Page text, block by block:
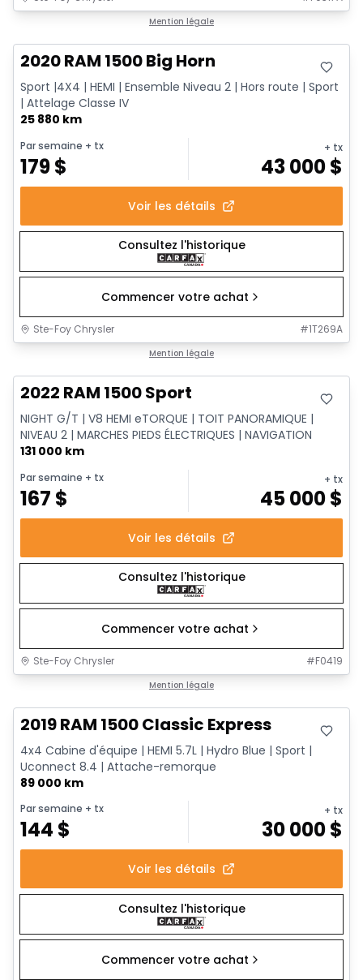
Mention légale
Vidéo disponible
2020 RAM 1500 Big Horn
Sport |4X4 | HEMI | Ensemble Niveau 2 | Hors route | Sport
| Attelage Classe IV
25 880 km
Par semaine + tx
179$
+ tx
43 000$
Voir les détails
Consultez l'historique
Commencer votre achat
Ste-Foy Chrysler #1T269A
Mention légale
2022 RAM 1500 Sport
NIGHT G/T | V8 HEMI eTORQUE | TOIT PANORAMIQUE |
NIVEAU 2 | MARCHES PIEDS ÉLECTRIQUES | NAVIGATION
131 000 km
Par semaine + tx
167 $
+ tx
45 000$
Voir les détails
Consultez l'historique
Commencer votre achat
Ste-Foy Chrysler #F0419
Mention légale
2019 RAM 1500 Classic Express
4x4 Cabine d'équipe | HEMI 5.7L | Hydro Blue | Sport |
Uconnect 8.4 | Attache-remorque
89 000 km
Par semaine + tx
144 $
+ tx
30 000$
Voir les détails
Consultez l'historique
Commencer votre achat